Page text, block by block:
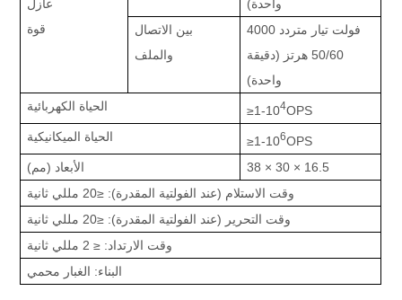
قوة
واحدة)
بين الاتصال
والملف
4000 فولت تيار متردد
50/60 هرتز (دقيقة
واحدة)
الحياة الكهربائية
≥1-104OPS
الحياة الميكانيكية
≥1-106OPS
الأبعاد (مم)
38 × 30 × 16.5
وقت الاستلام (عند الفولتية المقدرة): ≤20 مللي ثانية
وقت التحرير (عند الفولتية المقدرة): ≤20 مللي ثانية
وقت الارتداد: ≤ 2 مللي ثانية